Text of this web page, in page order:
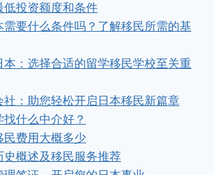
低投资额度和条件
需要什么条件吗？了解移民所需的基
本：选择合适的留学移民学校至关重
社：助您轻松开启日本移民新篇章
什么中介好？
民费用大概多少
史概述及移民服务推荐